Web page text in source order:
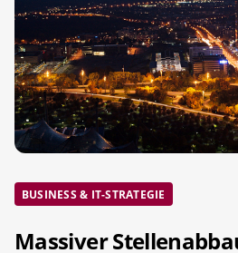
BUSINESS & IT-STRATEGIE
Massiver